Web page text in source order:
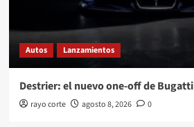
Autos Lanzamientos
Destrier: el nuevo one-off de Bugatti
rayo corte agosto 8, 2026 0